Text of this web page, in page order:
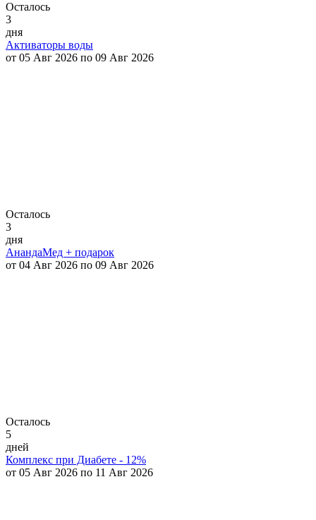
Осталось
3
дня
Активаторы воды
от 05 Авг 2026 по 09 Авг 2026
Осталось
3
дня
АнандаМед + подарок
от 04 Авг 2026 по 09 Авг 2026
Осталось
5
дней
Комплекс при Диабете - 12%
от 05 Авг 2026 по 11 Авг 2026